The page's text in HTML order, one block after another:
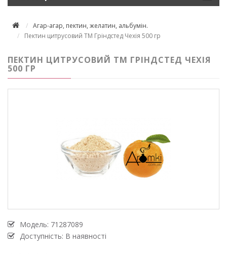
Агар-агар, пектин, желатин, альбумін.
Пектин цитрусовий ТМ Гріндстед Чехія 500 гр
ПЕКТИН ЦИТРУСОВИЙ ТМ ГРІНДСТЕД ЧЕХІЯ
500 ГР
Модель: 71287089
Доступність: В наявності